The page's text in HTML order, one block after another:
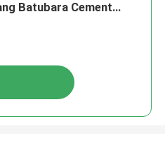
Batubara Cement